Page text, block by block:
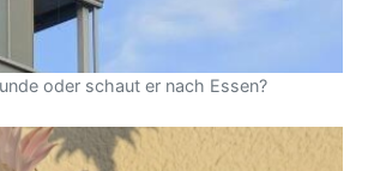
oder schaut er nach Essen?